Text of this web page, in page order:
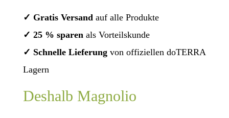
✓ Gratis Versand auf alle Produkte
✓ 25 % sparen als Vorteilskunde
✓ Schnelle Lieferungvon offiziellen doTERRA
Lagern
Deshalb Magnolio